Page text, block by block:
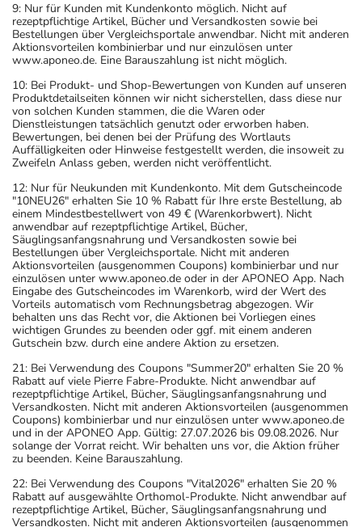
9: Nur für Kunden mit Kundenkonto möglich. Nicht auf
rezeptpflichtige Artikel, Bücher und Versandkosten sowie bei
Bestellungen über Vergleichsportale anwendbar. Nicht mit anderen
Aktionsvorteilen kombinierbar und nur einzulösen unter
www.aponeo.de. Eine Barauszahlung ist nicht möglich.
10: Bei Produkt- und Shop-Bewertungen von Kunden auf unseren
Produktdetailseiten können wir nicht sicherstellen, dass diese nur
von solchen Kunden stammen, die die Waren oder
Dienstleistungen tatsächlich genutzt oder erworben haben.
Bewertungen, bei denen bei der Prüfung des Wortlauts
Auffälligkeiten oder Hinweise festgestellt werden, die insoweit zu
Zweifeln Anlass geben, werden nicht veröffentlicht.
12: Nur für Neukunden mit Kundenkonto. Mit dem Gutscheincode
"10NEU26" erhalten Sie 10 % Rabatt für Ihre erste Bestellung, ab
einem Mindestbestellwert von 49 € (Warenkorbwert). Nicht
anwendbar auf rezeptpflichtige Artikel, Bücher,
Säuglingsanfangsnahrung und Versandkosten sowie bei
Bestellungen über Vergleichsportale. Nicht mit anderen
Aktionsvorteilen (ausgenommen Coupons) kombinierbar und nur
einzulösen unter www.aponeo.de oder in der APONEO App. Nach
Eingabe des Gutscheincodes im Warenkorb, wird der Wert des
Vorteils automatisch vom Rechnungsbetrag abgezogen. Wir
behalten uns das Recht vor, die Aktionen bei Vorliegen eines
wichtigen Grundes zu beenden oder ggf. mit einem anderen
Gutschein bzw. durch eine andere Aktion zu ersetzen.
21: Bei Verwendung des Coupons "Summer20" erhalten Sie 20 %
Rabatt auf viele Pierre Fabre-Produkte. Nicht anwendbar auf
rezeptpflichtige Artikel, Bücher, Säuglingsanfangsnahrung und
Versandkosten. Nicht mit anderen Aktionsvorteilen (ausgenommen
Coupons) kombinierbar und nur einzulösen unter www.aponeo.de
und in der APONEO App. Gültig: 27.07.2026 bis 09.08.2026. Nur
solange der Vorrat reicht. Wir behalten uns vor, die Aktion früher
zu beenden. Keine Barauszahlung.
22: Bei Verwendung des Coupons "Vital2026" erhalten Sie 20 %
Rabatt auf ausgewählte Orthomol-Produkte. Nicht anwendbar auf
rezeptpflichtige Artikel, Bücher, Säuglingsanfangsnahrung und
Versandkosten. Nicht mit anderen Aktionsvorteilen (ausgenommen